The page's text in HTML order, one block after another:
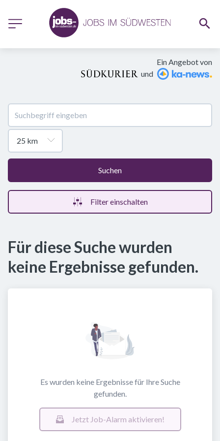
Ein Angebot von
und
Suchen
Filter einschalten
Für diese Suche wurden
keine Ergebnisse gefunden.
Es wurden keine Ergebnisse für Ihre Suche
gefunden.
Jetzt Job-Alarm aktivieren!